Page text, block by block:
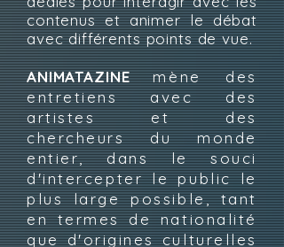
contenus et animer le débat
avec différents points de vue.
ANIMATAZINEmène des
entretiens avec des
artistes et des
chercheurs du monde
entier, dans le souci
d'intercepter le public le
plus large possible, tant
en termes de nationalité
que d'origines culturelles